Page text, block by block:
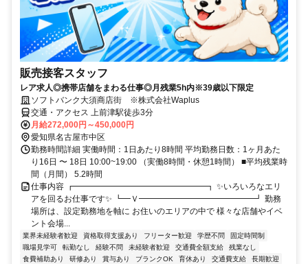
販売接客スタッフ
レア求人◎携帯店舗をまわる仕事◎月残業5h内※39歳以下限定
ソフトバンク大須商店街 ※株式会社Waplus
交通・アクセス 上前津駅徒歩3分
月給272,000円～450,000円
愛知県名古屋市中区
勤務時間詳細 実働時間：1日あたり8時間 平均勤務日数：1ヶ月あた
り16日 〜 18日 10:00~19:00 （実働8時間・休憩1時間） ■平均残業時
間（月間） 5.2時間
仕事内容 ┏━━━━━━━━━━━━━━━━┓ ✨いろいろなエリ
アを回るお仕事です✨ ┗━Ｖ━━━━━━━━━━━━━━┛ 勤務
場所は、設定勤務地を軸に お住いのエリアの中で 様々な店舗やイベ
ント会場...
業界未経験者歓迎 資格取得支援あり フリーター歓迎 学歴不問
固定時間制
職場見学可
転勤なし 経験不問 未経験者歓迎 交通費全額支給
残業なし
食費補助あり
研修あり 賞与あり ブランクOK 育休あり 交通費支給
長期歓迎